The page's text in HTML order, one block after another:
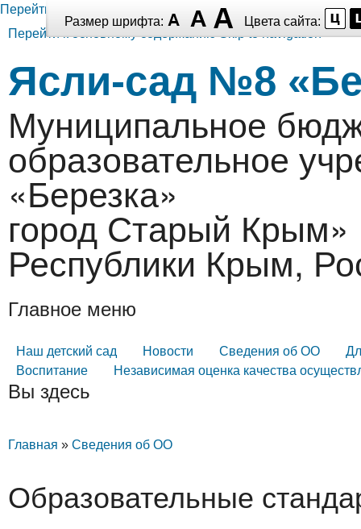
Перейти к основному содержанию
Размер шрифта:
Цвета сайта:
Перейти к основному содержанию Skip to navigation
Ясли-сад №8
Муниципальное
образовательное
«Березка»
город Старый Крым»
Республики Крым,
Главное меню
Наш детский сад Новости Сведения об ОО
Воспитание
Независимая оценка качества
Вы здесь
Главная » Сведения об ОО
Образовательные